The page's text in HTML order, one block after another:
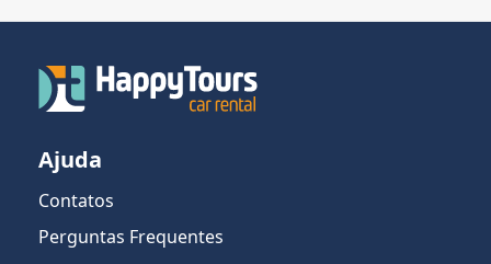
Ajuda
Contatos
Perguntas Frequentes